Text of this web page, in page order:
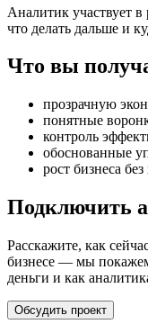
Аналитик участвует в
что делать дальше и
Что вы
прозрачную
понятные
контроль
обоснованные
рост бизнеса
Подключить
Расскажите, как
бизнесе — мы
деньги и как
Обсудить проект